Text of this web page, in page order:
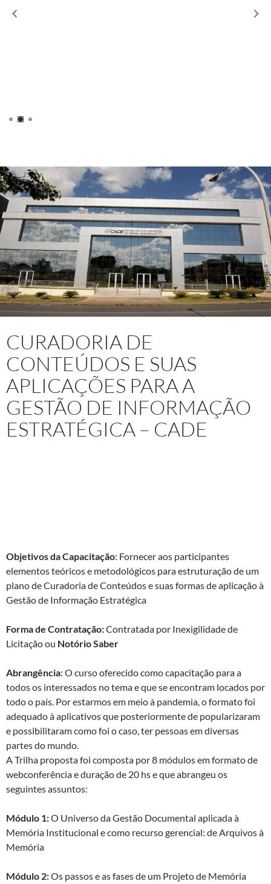
CURADORIA DE
CONTEÚDOS E SUAS
APLICAÇÕES PARA A
GESTÃO DE INFORMAÇÃO
ESTRATÉGICA – CADE
Objetivos da Capacitação: Fornecer aos participantes
elementos teóricos e metodológicos para estruturação de um
plano de Curadoria de Conteúdos e suas formas de aplicação à
Gestão de Informação Estratégica
Forma de Contratação:Contratada por Inexigilidade de
Licitação ou Notório Saber
Abrangência: O curso oferecido como capacitação para a
todos os interessados no tema e que se encontram locados por
todo o país. Por estarmos em meio à pandemia, o formato foi
adequado à aplicativos que posteriormente de popularizaram
e possibilitaram como foi o caso, ter pessoas em diversas
partes do mundo.
A Trilha proposta foi composta por 8 módulos em formato de
webconferência e duração de 20 hs e que abrangeu os
seguintes assuntos:
Módulo 1:O Universo da Gestão Documental aplicada à
Memória Institucional e como recurso gerencial: de Arquivos à
Memória
Módulo 2:Os passos e as fases de um Projeto de Memória